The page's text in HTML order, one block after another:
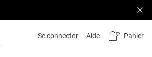
Se connecter Aide Panier